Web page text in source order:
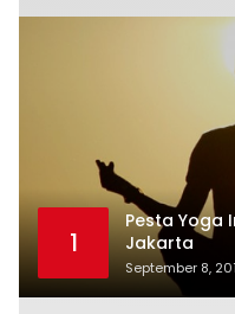
1
Pesta Yoga
Jakarta
September 8,